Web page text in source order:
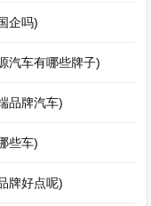
企吗)
汽车有哪些牌子)
品牌汽车)
些车)
牌好点呢)